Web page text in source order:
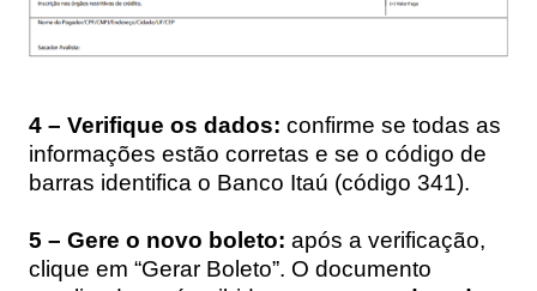
4 – Verifique os dados: confirme se todas as
informações estão corretas e se o código de
barras identifica o Banco Itaú (código 341).
5 – Gere o novo boleto: após a verificação,
clique em “Gerar Boleto”. O documento